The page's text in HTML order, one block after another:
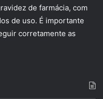
de farmácia, com
de uso. É importante
corretamente as